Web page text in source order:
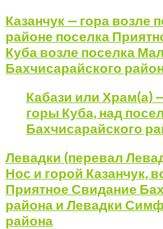
Казанчук — гора возле
районе поселка
Куба возле поселка
Бахчисарайского
Кабази или Храм(а)
горы Куба, над
Бахчисарайского
Левадки (перевал
Нос и горой Казанчук,
Приятное Свидание
района и Левадки
района